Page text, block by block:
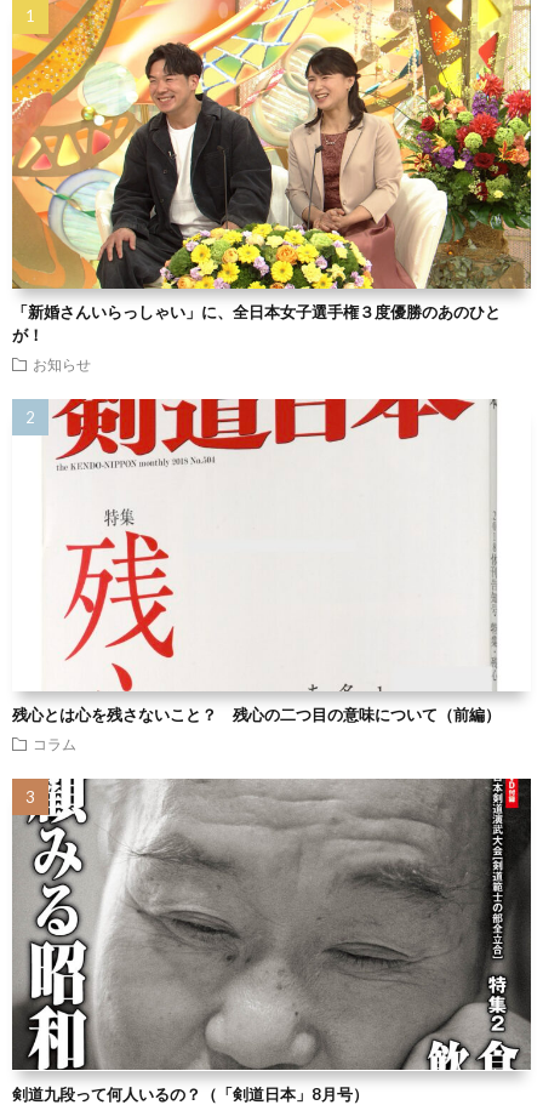
「新婚さんいらっしゃい」に、全日本女子選手権３度優勝のあのひと
が！
お知らせ
残心とは心を残さないこと？ 残心の二つ目の意味について（前編）
コラム
剣道九段って何人いるの？（「剣道日本」8月号）